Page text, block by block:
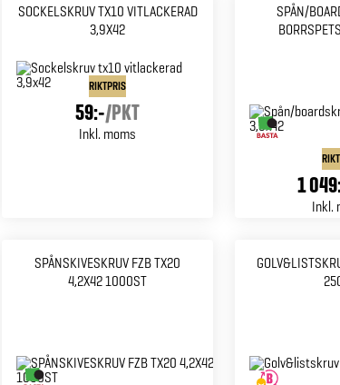
SOCKELSKRUV TX10 VITLACKERAD
3,9X42
RIKTPRIS
59:-/PKT
Inkl. moms
SPÅN/
1
Inkl.
SPÅNSKIVESKRUV FZB TX20
4,2X42 1000ST